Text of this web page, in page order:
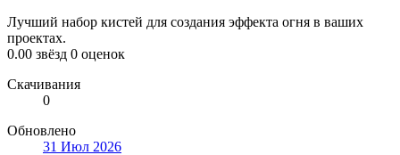
Лучший набор кистей для создания эффекта огня в ваших
проектах.
0.00 звёзд 0 оценок
Скачивания
0
Обновлено
31 Июл 2026